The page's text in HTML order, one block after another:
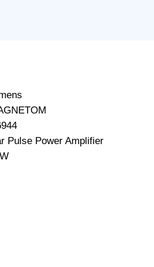
Pulse Power Amplifier